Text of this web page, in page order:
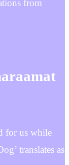
from
for us while
translates as